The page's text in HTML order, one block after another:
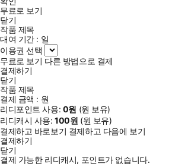
무료로 보기
닫기
작품 제목
대여 기간 : 일
이용권 선택
무료로 보기 다른 방법으로 결제
결제하기
닫기
작품 제목
결제 금액 : 원
리디포인트 사용: 0원 (원 보유)
리디캐시 사용:100원 (원 보유)
결제하고 바로보기 결제하고 다음에 보기
결제하기
닫기
결제 가능한 리디캐시, 포인트가 없습니다.